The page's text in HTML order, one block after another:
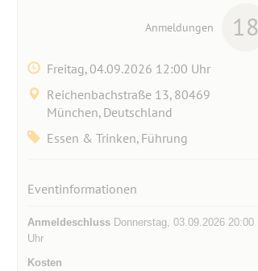
Anmeldungen 18
Freitag, 04.09.2026 12:00 Uhr
Reichenbachstraße 13, 80469
München, Deutschland
Essen & Trinken, Führung
Eventinformationen
AnmeldeschlussDonnerstag, 03.09.2026 20:00
Uhr
Kosten